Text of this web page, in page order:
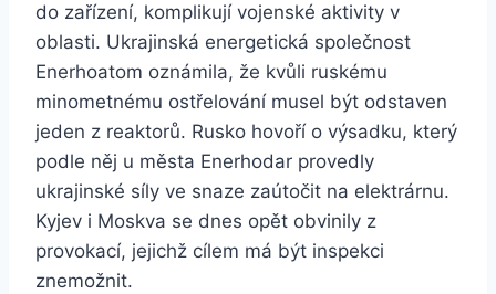
do zařízení, komplikují vojenské aktivity v
oblasti. Ukrajinská energetická společnost
Enerhoatom oznámila, že kvůli ruskému
minometnému ostřelování musel být odstaven
jeden z reaktorů. Rusko hovoří o výsadku, který
podle něj u města Enerhodar provedly
ukrajinské síly ve snaze zaútočit na elektrárnu.
Kyjev i Moskva se dnes opět obvinily z
provokací, jejichž cílem má být inspekci
znemožnit.